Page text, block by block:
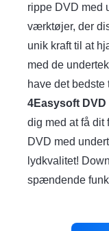
rippe DVD med
værktøjer, der
unik kraft til at
med de
have det
4Easysoft DVD
dig med at få dit
DVD med
lydkvalitet!
spændende